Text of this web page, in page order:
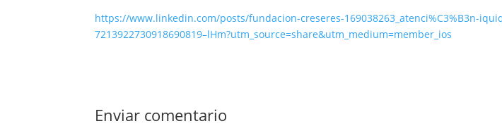
https://www.linkedin.com/posts/fundacion-creseres-169038263_atenci%C3%B3n-
7213922730918690819–lHm?utm_source=share&utm_medium=member_ios
Enviar comentario